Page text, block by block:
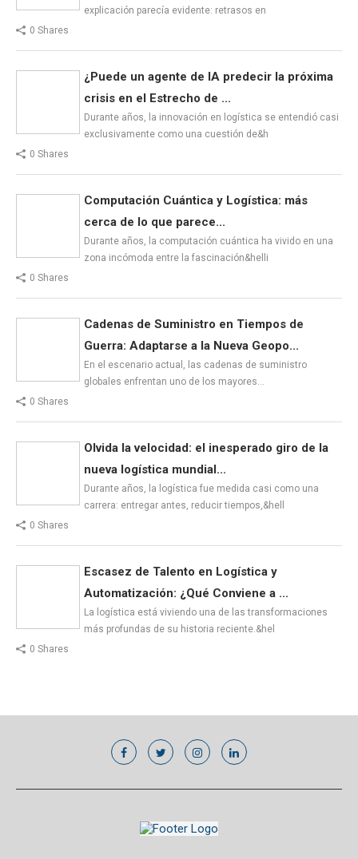
explicación parecía evidente: retrasos en
0 Shares
¿Puede un agente de IA predecir la próxima
crisis en el Estrecho de ...
Durante años, la innovación en logística se entendió casi
exclusivamente como una cuestión de&h
0 Shares
Computación Cuántica y Logística: más
cerca de lo que parece...
Durante años, la computación cuántica ha vivido en una
zona incómoda entre la fascinación&helli
0 Shares
Cadenas de Suministro en Tiempos de
Guerra: Adaptarse a la Nueva Geopo...
En el escenario actual, las cadenas de suministro
globales enfrentan uno de los mayores…
0 Shares
Olvida la velocidad: el inesperado giro de la
nueva logística mundial...
Durante años, la logística fue medida casi como una
carrera: entregar antes, reducir tiempos,&hell
0 Shares
Escasez de Talento en Logística y
Automatización: ¿Qué Conviene a ...
La logística está viviendo una de las transformaciones
más profundas de su historia reciente.&hel
0 Shares